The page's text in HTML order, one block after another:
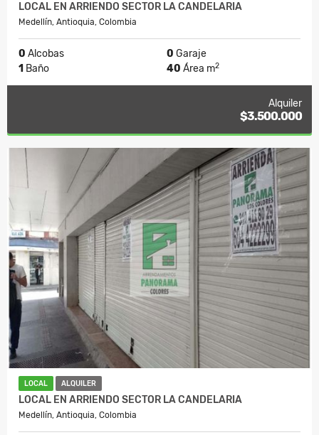
LOCAL EN ARRIENDO SECTOR LA CANDELARIA
Medellín, Antioquia, Colombia
0 Alcobas 0 Garaje
1 Baño 40 Área m2
Alquiler
$3.500.000
LOCAL ALQUILER
LOCAL EN ARRIENDO SECTOR LA CANDELARIA
Medellín, Antioquia, Colombia